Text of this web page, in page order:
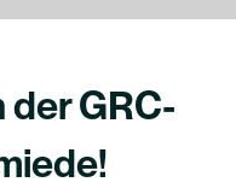
GRC-